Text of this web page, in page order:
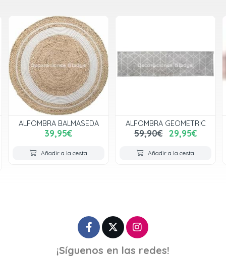
ALFOMBRA GEOMETRIC
59,90€ 29,95€
Añadir a la cesta
ALFOMBRA GEOMETRIC
59,00€
Añadir a la cesta
¡Síguenos en las redes!